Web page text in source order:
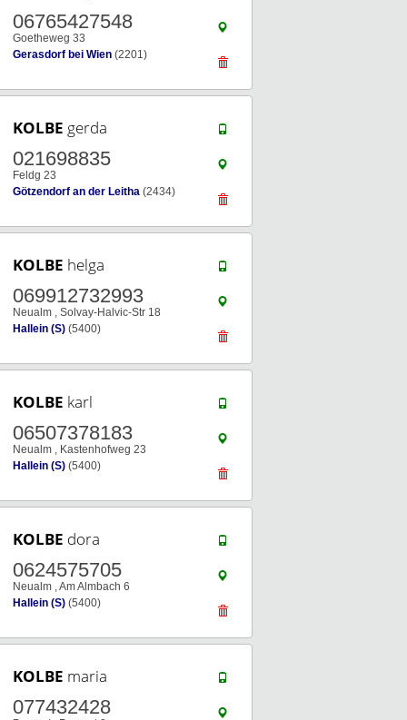
06765427548
Goetheweg 33
Gerasdorf bei Wien (2201)
KOLBE gerda
021698835
Feldg 23
Götzendorf an der Leitha (2434)
KOLBE helga
069912732993
Neualm , Solvay-Halvic-Str 18
Hallein (S) (5400)
KOLBE karl
06507378183
Neualm , Kastenhofweg 23
Hallein (S) (5400)
KOLBE dora
0624575705
Neualm , Am Almbach 6
Hallein (S) (5400)
KOLBE maria
077432428